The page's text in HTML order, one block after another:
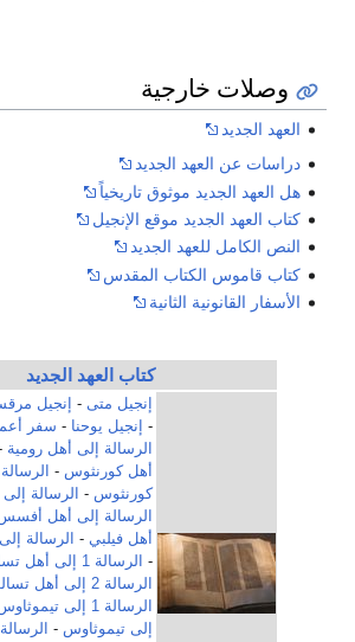
وصلات خارجية
العهد الجديد
دراسات عن العهد الجديد
هل العهد الجديد موثوق تاريخياً
كتاب العهد الجديد موقع الإنجيل
النص الكامل للعهد الجديد
كتاب قاموس الكتاب المقدس
الأسفار القانونية الثانية
كتاب العهد الجديد
إنجيل متى - إنجيل
-
إنجيل يوحنا - سفر
الرسالة إلى أهل رومية
أهل كورنثوس -
كورنثوس - الرسالة
الرسالة إلى أهل
أهل فيلبي -
الرسالة
-
الرسالة 1 إلى أهل تسالونيكي
الرسالة 2 إلى أهل تسالونيكي
الرسالة 1 إلى تيموثاوس
إلى تيموثاوس -